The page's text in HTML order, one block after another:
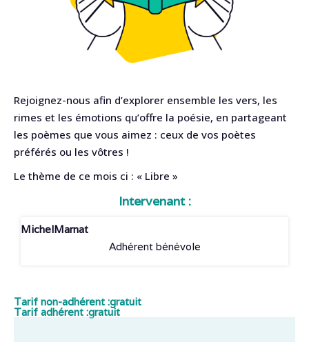
Rejoignez-nous afin d’explorer ensemble les vers, les
rimes et les émotions qu’offre la poésie, en partageant
les poèmes que vous aimez : ceux de vos poètes
préférés ou les vôtres !
Le thème de ce mois ci : « Libre »
Intervenant :
MichelMarnat
Adhérent bénévole
Tarif non-adhérent :gratuit
Tarif adhérent :gratuit